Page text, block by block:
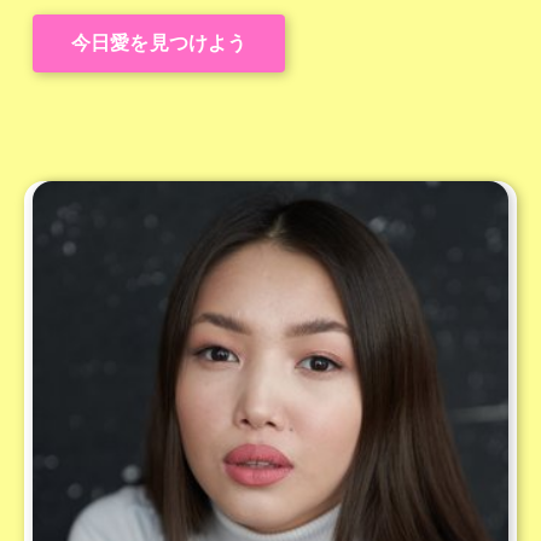
今日愛を見つけよう